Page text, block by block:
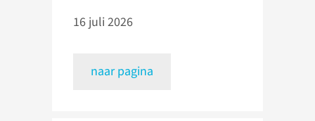
16 juli 2026
naar pagina